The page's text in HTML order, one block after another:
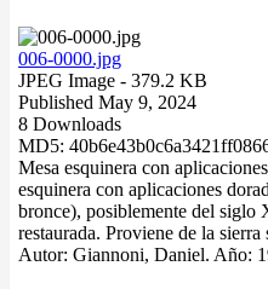
006-0000.jpg
JPEG Image - 379.2 KB
Published May 9, 2024
8 Downloads
MD5:
Mesa esquinera con
esquinera con aplicaciones
bronce), posiblemente del siglo
restaurada. Proviene de la sierra
Autor: Giannoni, Daniel. Año: